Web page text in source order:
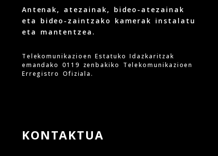
Antenak, atezainak, bideo-atezainak
eta bideo-zaintzako kamerak instalatu
eta mantentzea.
Telekomunikazioen Estatuko Idazkaritzak
emandako 0119 zenbakiko Telekomunikazioen
Erregistro Ofiziala.
KONTAKTUA